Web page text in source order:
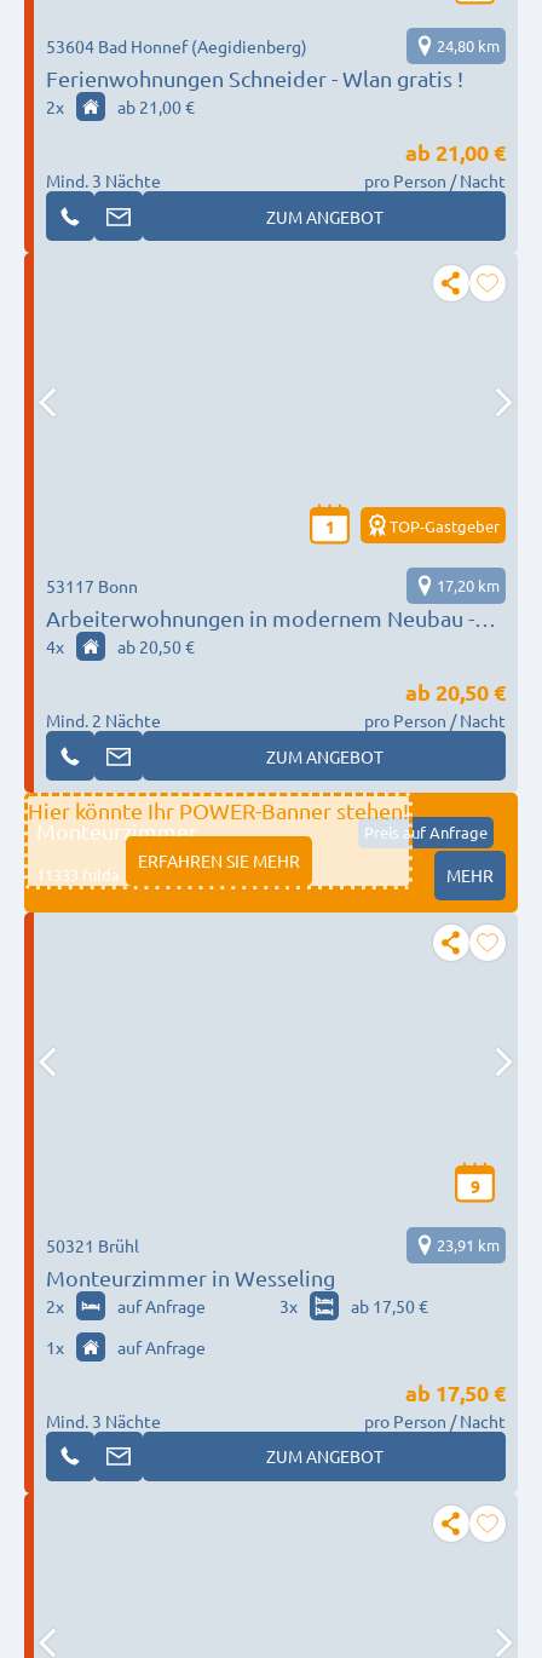
Ferienwohnungen Schneider - Wlan gratis !
53604 Bad Honnef (Aegidienberg) 24,80 km
2x ab 21,00 €
Mind. 3 Nächte
ab 21,00 €
pro Person / Nacht
ZUM ANGEBOT
1 TOP-Gastgeber
Arbeiterwohnungen in modernem Neubau -
Komplex
53117 Bonn 17,20 km
4x ab 20,50 €
Mind. 2 Nächte
ab 20,50 €
pro Person / Nacht
ZUM ANGEBOT
Hier könnte Ihr POWER-Banner stehen!
ERFAHREN SIE MEHR
Monteurzimmer Preis auf Anfrage
11333 fulda MEHR
9
Monteurzimmer in Wesseling
50321 Brühl 23,91 km
2x auf Anfrage 3x
ab 17,50 €
1x auf Anfrage
Mind. 3 Nächte
ab 17,50 €
pro Person / Nacht
ZUM ANGEBOT